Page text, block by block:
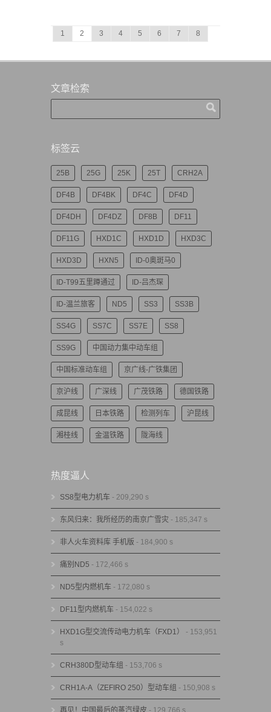
1 2 3 4 5 6 7 8
文章检索
标签云
25B 25G 25K 25T CRH2A
DF4B DF4BK DF4C DF4D
DF4DH DF4DZ DF8B DF11
DF11G HXD1C HXD1D HXD3C
HXD3D HXN5 ID-0奥斑马0
ID-T99五里蹲通过 ID-吕杰琛
ID-温兰旅客 ND5 SS3 SS3B
SS4G SS7C SS7E SS8
SS9G 中国动力集中动车组
中国标准动车组 京广线-广铁集团
京沪线 广深线 广茂铁路 德国铁路
成昆线 日本铁路 检测列车 沪昆线
湘桂线 金温铁路 陇海线
热度逼人
SS8型电力机车 - 209,290 s
东风归来：我所经历的南京广雪灾 - 185,347 s
非人火车资料库 手机版 - 184,900 s
痛别ND5 - 172,466 s
ND5型内燃机车 - 172,080 s
DF11型内燃机车 - 154,022 s
HXD1G型交流传动电力机车（FXD1）
- 153,951
s
CRH380D型动车组 - 153,706 s
CRH1A-A（ZEFIRO 250）型动车组 - 150,908 s
再见！中国最后的蒸汽绿皮 - 129,766 s